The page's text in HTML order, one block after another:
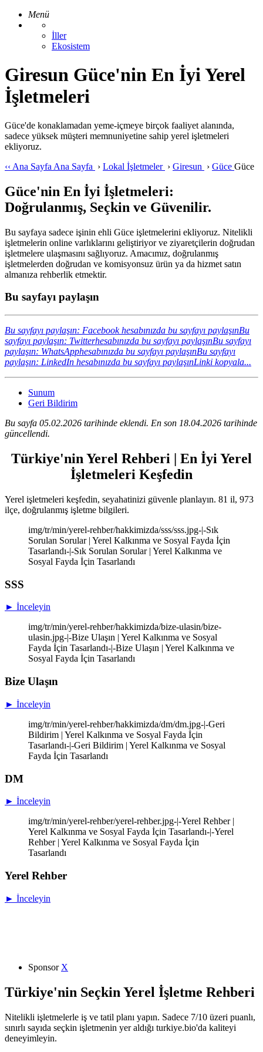
Menü
İller
Ekosistem
Giresun Güce'nin En İyi Yerel
İşletmeleri
Güce'de konaklamadan yeme-içmeye birçok faaliyet alanında,
sadece yüksek müşteri memnuniyetine sahip yerel işletmeleri
ekliyoruz.
‹‹ Ana Sayfa Ana Sayfa › Lokal İşletmeler › Giresun › Güce Güce
Güce'nin En İyi İşletmeleri:
Doğrulanmış, Seçkin ve Güvenilir.
Bu sayfaya sadece işinin ehli Güce işletmelerini ekliyoruz. Nitelikli
işletmelerin online varlıklarını geliştiriyor ve ziyaretçilerin doğrudan
işletmelere ulaşmasını sağlıyoruz. Amacımız, doğrulanmış
işletmelerden doğrudan ve komisyonsuz ürün ya da hizmet satın
almanıza rehberlik etmektir.
Bu sayfayı paylaşın
Bu sayfayı paylaşın: Facebook hesabınızda bu sayfayı paylaşınBu
sayfayı paylaşın: Twitterhesabınızda bu sayfayı paylaşınBu sayfayı
paylaşın: WhatsApphesabınızda bu sayfayı paylaşınBu sayfayı
paylaşın: LinkedIn hesabınızda bu sayfayı paylaşınLinki kopyala...
Sunum
Geri Bildirim
Bu sayfa 05.02.2026 tarihinde eklendi. En son 18.04.2026 tarihinde
güncellendi.
Türkiye'nin Yerel Rehberi | En İyi Yerel
İşletmeleri Keşfedin
Yerel işletmeleri keşfedin, seyahatinizi güvenle planlayın. 81 il, 973
ilçe, doğrulanmış işletme bilgileri.
img/tr/min/yerel-rehber/hakkimizda/sss/sss.jpg-|-Sık
Sorulan Sorular | Yerel Kalkınma ve Sosyal Fayda İçin
Tasarlandı-|-Sık Sorulan Sorular | Yerel Kalkınma ve
Sosyal Fayda İçin Tasarlandı
SSS
► İnceleyin
img/tr/min/yerel-rehber/hakkimizda/bize-ulasin/bize-
ulasin.jpg-|-Bize Ulaşın | Yerel Kalkınma ve Sosyal
Fayda İçin Tasarlandı-|-Bize Ulaşın | Yerel Kalkınma ve
Sosyal Fayda İçin Tasarlandı
Bize Ulaşın
► İnceleyin
img/tr/min/yerel-rehber/hakkimizda/dm/dm.jpg-|-Geri
Bildirim | Yerel Kalkınma ve Sosyal Fayda İçin
Tasarlandı-|-Geri Bildirim | Yerel Kalkınma ve Sosyal
Fayda İçin Tasarlandı
DM
► İnceleyin
img/tr/min/yerel-rehber/yerel-rehber.jpg-|-Yerel Rehber |
Yerel Kalkınma ve Sosyal Fayda İçin Tasarlandı-|-Yerel
Rehber | Yerel Kalkınma ve Sosyal Fayda İçin
Tasarlandı
Yerel Rehber
► İnceleyin
Sponsor X
Türkiye'nin Seçkin Yerel İşletme Rehberi
Nitelikli işletmelerle iş ve tatil planı yapın. Sadece 7/10 üzeri puanlı,
sınırlı sayıda seçkin işletmenin yer aldığı turkiye.bio'da kaliteyi
deneyimleyin.